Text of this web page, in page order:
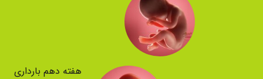
هفته دهم بارداری